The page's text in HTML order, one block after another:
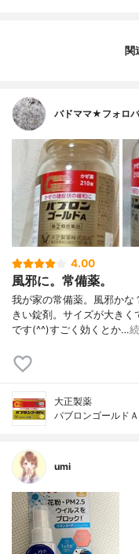
関
バドママ★フォロ
4.00
風邪に。常備薬。
我が家の常備薬。風邪かな
きい錠剤。サイズが大き
です(⁠^⁠^⁠)すごく効くとか…
大正製薬
パブロンゴールドＡ
umi